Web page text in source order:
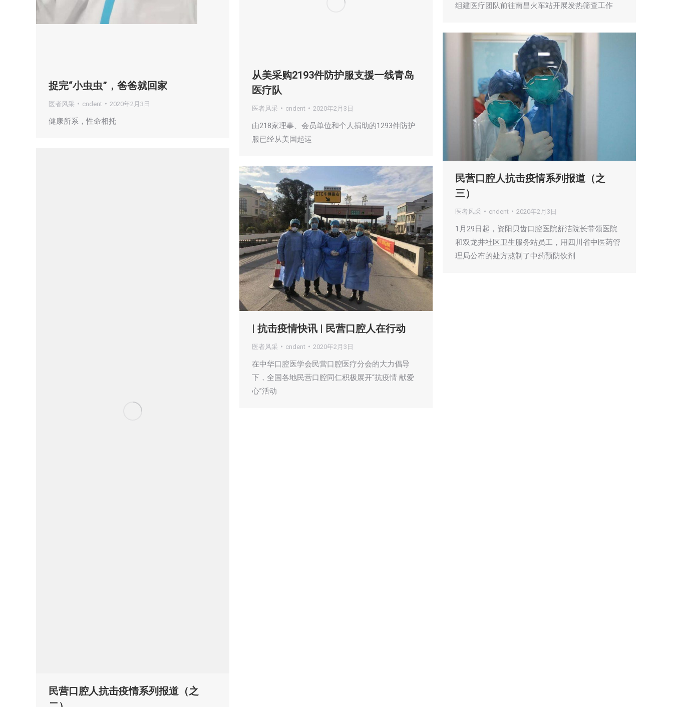
组建医疗团队前往南昌火车站开展发热筛查工作
捉完“小虫虫”，爸爸就回家
医者风采 cndent 2020年2月3日
健康所系，性命相托
从美采购2193件防护服支援一线青岛
医疗队
医者风采 cndent 2020年2月3日
由218家理事、会员单位和个人捐助的1293件防护
服已经从美国起运
民营口腔人抗击疫情系列报道（之
三）
医者风采 cndent 2020年2月3日
1月29日起，资阳贝齿口腔医院舒洁院长带领医院
和双龙井社区卫生服务站员工，用四川省中医药管
理局公布的处方熬制了中药预防饮剂
民营口腔人抗击疫情系列报道（之
| 抗击疫情快讯 | 民营口腔人在行动
医者风采 cndent 2020年2月3日
在中华口腔医学会民营口腔医疗分会的大力倡导
下，全国各地民营口腔同仁积极展开“抗疫情 献爱
心”活动